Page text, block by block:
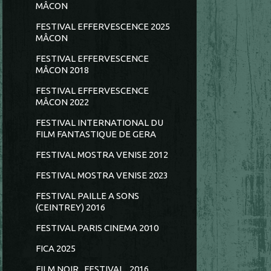
MÂCON
FESTIVAL EFFERVESCENCE 2025
MÂCON
FESTIVAL EFFERVESCENCE
MÂCON 2018
FESTIVAL EFFERVESCENCE
MÂCON 2022
FESTIVAL INTERNATIONAL DU
FILM FANTASTIQUE DE GERA
FESTIVAL MOSTRA VENISE 2012
FESTIVAL MOSTRA VENISE 2023
FESTIVAL PAILLE A SONS
(CEINTREY) 2016
FESTIVAL PARIS CINEMA 2010
FICA 2025